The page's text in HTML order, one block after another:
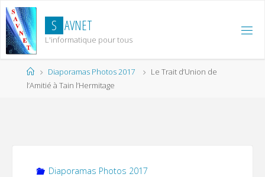
Skip
to
content
S AVNET
L'informatique pour tous
HomeDiaporamas Photos 2017
Le Trait d’Union de
l’Amitié à Tain l’Hermitage
Diaporamas Photos 2017